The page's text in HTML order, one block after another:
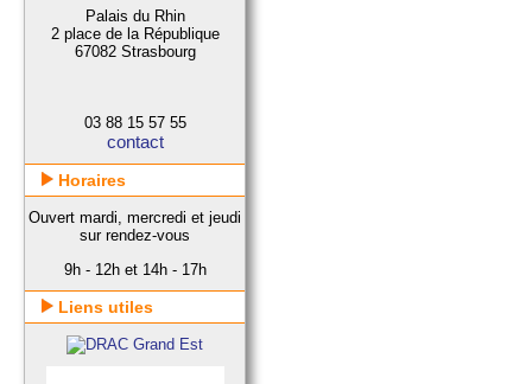
Palais du Rhin
2 place de la République
67082 Strasbourg
03 88 15 57 55
contact
Horaires
Ouvert mardi, mercredi et jeudi
sur rendez-vous
9h - 12h et 14h - 17h
Liens utiles